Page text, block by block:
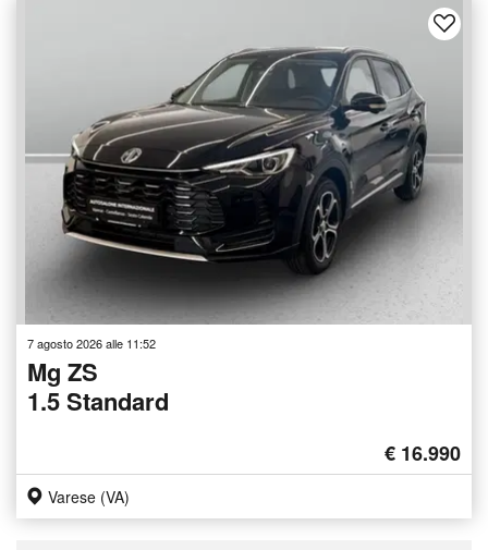
7 agosto 2026 alle 11:52
Mg ZS
1.5 Standard
€ 16.990
Varese (VA)